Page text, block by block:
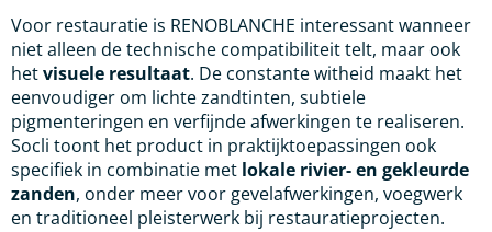
Voor restauratie is RENOBLANCHE interessant wanneer
niet alleen de technische compatibiliteit telt, maar ook
hetvisuele resultaat. De constante witheid maakt het
eenvoudiger om lichte zandtinten, subtiele
pigmenteringen en verfijnde afwerkingen te realiseren.
Socli toont het product in praktijktoepassingen ook
specifiek in combinatie met lokale rivier- en gekleurde
zanden, onder meer voor gevelafwerkingen, voegwerk
en traditioneel pleisterwerk bij restauratieprojecten.